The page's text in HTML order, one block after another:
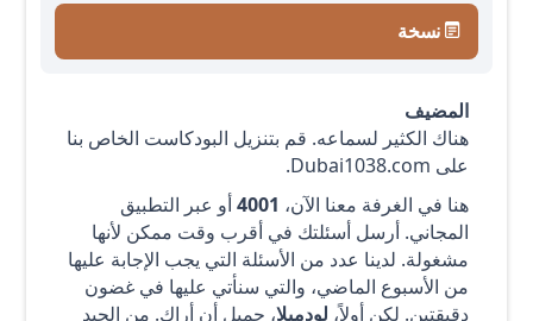
نسخة
المضيف
هناك الكثير لسماعه. قم بتنزيل البودكاست الخاص بنا
على Dubai1038.com.
هنا في الغرفة معنا الآن، 4001أو عبر التطبيق
المجاني. أرسل أسئلتك في أقرب وقت ممكن لأنها
مشغولة. لدينا عدد من الأسئلة التي يجب الإجابة عليها
من الأسبوع الماضي، والتي سنأتي عليها في غضون
دقيقتين. لكن أولاً، لودميلا، جميل أن أراك. من الجيد